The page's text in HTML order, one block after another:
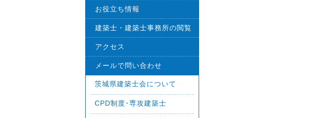
お役立ち情報
建築士・建築士事務所の閲覧
アクセス
メールで問い合わせ
茨城県建築士会について
CPD制度･専攻建築士